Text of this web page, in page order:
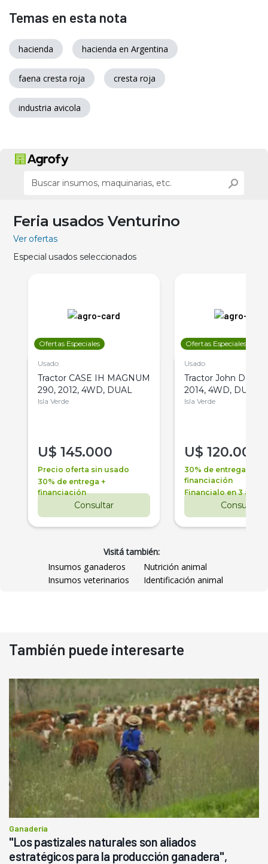
Temas en esta nota
hacienda hacienda en Argentina
faena cresta roja cresta roja
industria avicola
Feria usados Venturino
Ver ofertas
Especial usados seleccionados
Ofertas Especiales
Usado
Tractor CASE IH MAGNUM
290, 2012, 4WD, DUAL
Isla Verde
U$ 145.000
Precio oferta sin usado
30% de entrega +
financiación
Consultar
Ofertas Especiales
Usado
Tractor John Deere
2014, 4WD, DUAL
Isla Verde
U$ 120.000
30% de entrega +
financiación
Financialo en 3 años
Consultar
Visitá también:
Insumos ganaderos
Nutrición animal
Insumos veterinarios
Identificación animal
También puede interesarte
Ganadería
"Los pastizales naturales son aliados
estratégicos para la producción ganadera",